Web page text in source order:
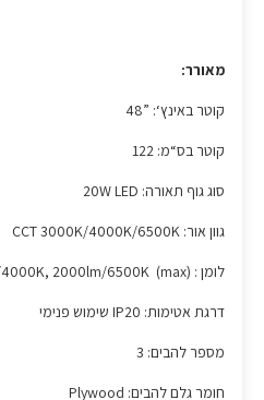
מאורר:
קוטר באינץ‘: ”48
קוטר בס“מ: 122
סוג גוף תאורה: 20W LED
גוון אור: CCT 3000K/4000K/6500K
לומן : (max) 1900lm/3000K, 1950lm/4000K, 2000lm/6500K
דרגת אטימות: IP20 שימוש פנימי
מספר להבים: 3
חומר גלם להבים: Plywood